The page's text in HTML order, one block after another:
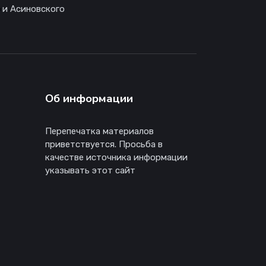
Асиновского
Об информации
Перепечатка материалов
приветствуется. Просьба в
качестве источника информации
указывать этот сайт